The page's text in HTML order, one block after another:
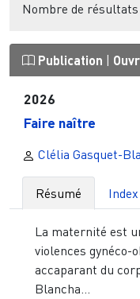
Nombre de résultats
Publication
2026
Faire naître
Clélia Gasquet-
Résumé Index
La maternité est
violences gynéco-
accaparant du
Blancha...